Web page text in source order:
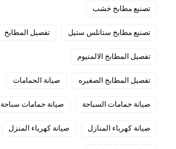
تصنيع مطابخ خشب
تصنيع مطابخ ستانلس ستيل تفصيل المطابخ
تفصيل المطابخ الالمنيوم
تفصيل المطابخ الصغيره صيانة الحمامات
صيانة حمامات السباحة صيانة حمامات سباحة
صيانة كهرباء المنازل صيانة كهرباء المنزل